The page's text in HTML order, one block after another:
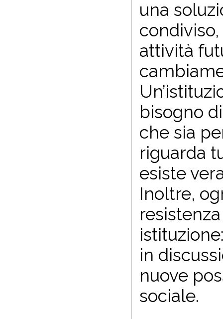
una
attività
bisogno
che sia
riguarda
esiste
Inoltre,
in
nuove
sociale.